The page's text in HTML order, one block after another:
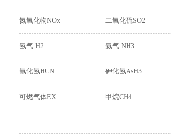
氮氧化物NOx 二氧化硫SO2
氢气 H2 氨气 NH3
氰化氢HCN 砷化氢AsH3
可燃气体EX 甲烷CH4